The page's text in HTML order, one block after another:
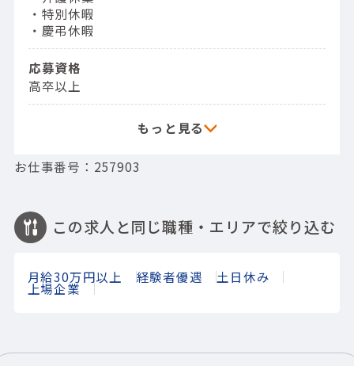
・特別休暇
・慶弔休暇
応募資格
高卒以上
お仕事番号：257903
この求人と同じ職種・エリアで絞り込む
月給30万円以上 経験者優遇 土日休み
上場企業